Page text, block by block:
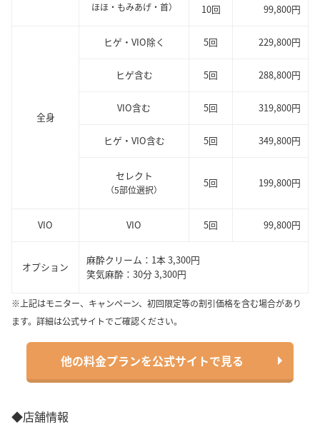
ほほ・もみあげ・首）
10回 99,800円
全身
ヒゲ・VIO除く 5回 229,800円
ヒゲ含む 5回 288,800円
VIO含む 5回 319,800円
ヒゲ・VIO含む 5回 349,800円
セレクト
（5部位選択）
5回 199,800円
VIO VIO 5回 99,800円
オプション
麻酔クリーム：1本 3,300円
笑気麻酔：30分 3,300円
※上記はモニター、キャンペーン、初回限定等の割引価格を含む場合があり
ます。詳細は公式サイトでご確認ください。
他の料金プランを公式サイトで見る
◆店舗情報